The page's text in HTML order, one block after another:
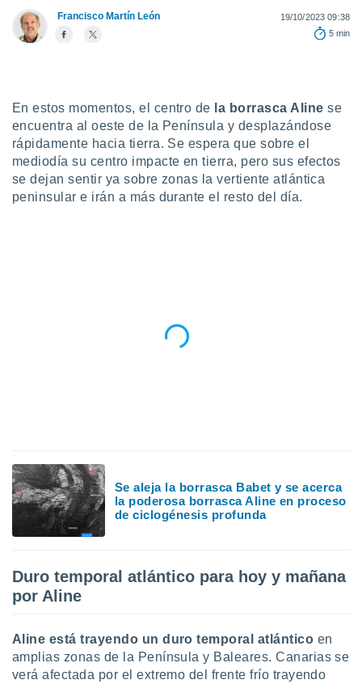
en
de
disponible
el sitio
para
ni para
o
no
Puedes
Francisco Martín León
19/10/2023 09:38
5 min
En estos momentos, el centro de la borrasca Aline se
encuentra al oeste de la Península y desplazándose
rápidamente hacia tierra. Se espera que sobre el
mediodía su centro impacte en tierra, pero sus efectos
se dejan sentir ya sobre zonas la vertiente atlántica
peninsular e irán a más durante el resto del día.
Se aleja la borrasca Babet y se acerca
la poderosa borrasca Aline en proceso
de ciclogénesis profunda
Duro temporal atlántico para hoy y mañana
por Aline
Aline está trayendo un duro temporal atlántico en
amplias zonas de la Península y Baleares. Canarias se
verá afectada por el extremo del frente frío trayendo